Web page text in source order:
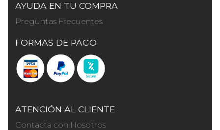
AYUDA EN TU COMPRA
Preguntas Frecuentes
FORMAS DE PAGO
ATENCIÓN AL CLIENTE
Contacta con Nosotros